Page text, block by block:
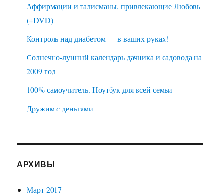
Аффирмации и талисманы, привлекающие Любовь
(+DVD)
Контроль над диабетом — в ваших руках!
Солнечно-лунный календарь дачника и садовода на
2009 год
100% самоучитель. Ноутбук для всей семьи
Дружим с деньгами
АРХИВЫ
Март 2017